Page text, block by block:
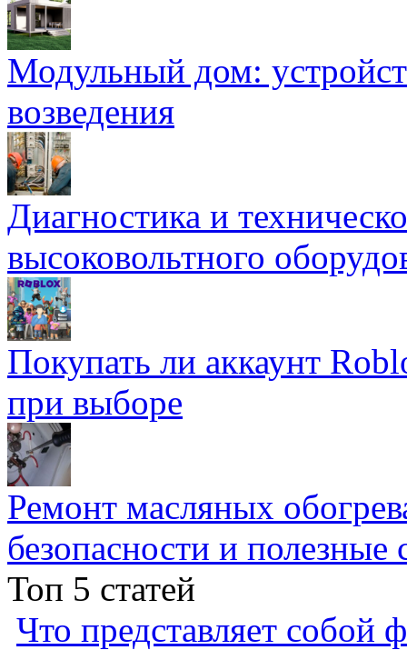
Модульный дом:
возведения
Диагностика и
высоковольтного
Покупать ли аккаунт
при выборе
Ремонт масляных
безопасности и полезные
Топ 5 статей
Что представляет собой